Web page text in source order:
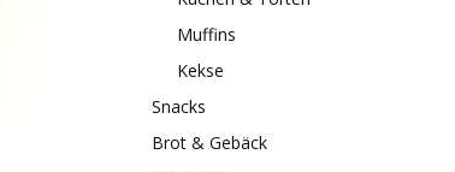
Muffins
Kekse
Snacks
Brot & Gebäck